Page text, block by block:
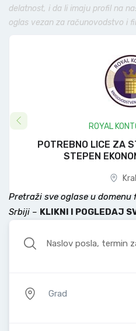
delatnost, i da li imaju profil na
oglas vezan za računovodstvo i
ROYAL KONTO 614 DOO
LICE ZA STRUČNU
STEPEN EKONOMSKE
Pretraži sve oglase u
Srbiji – KLIKNI I POGLEDAJ